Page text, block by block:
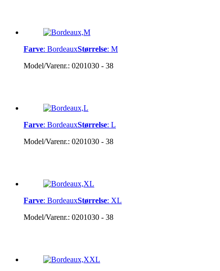
Farve: BordeauxStørrelse: M
Model/Varenr.: 0201030 - 38
Farve: BordeauxStørrelse: L
Model/Varenr.: 0201030 - 38
Farve: BordeauxStørrelse: XL
Model/Varenr.: 0201030 - 38